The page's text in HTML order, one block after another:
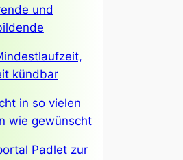
und
kündbar
in so vielen
wie gewünscht
Padlet zur